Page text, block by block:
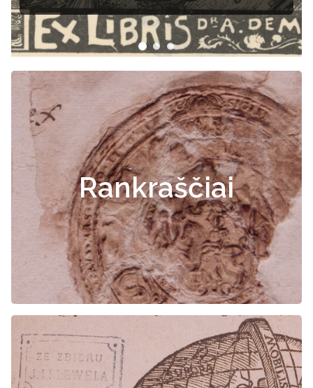
Rankraščiai